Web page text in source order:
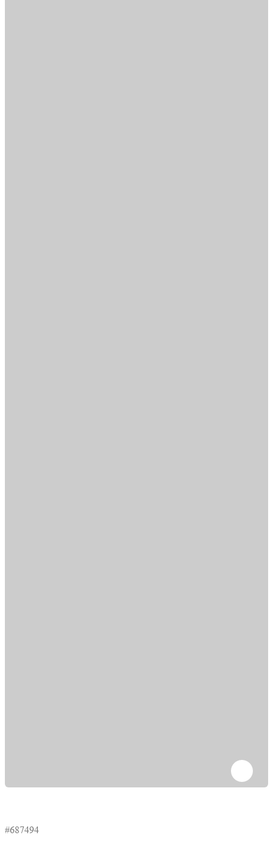
#687494